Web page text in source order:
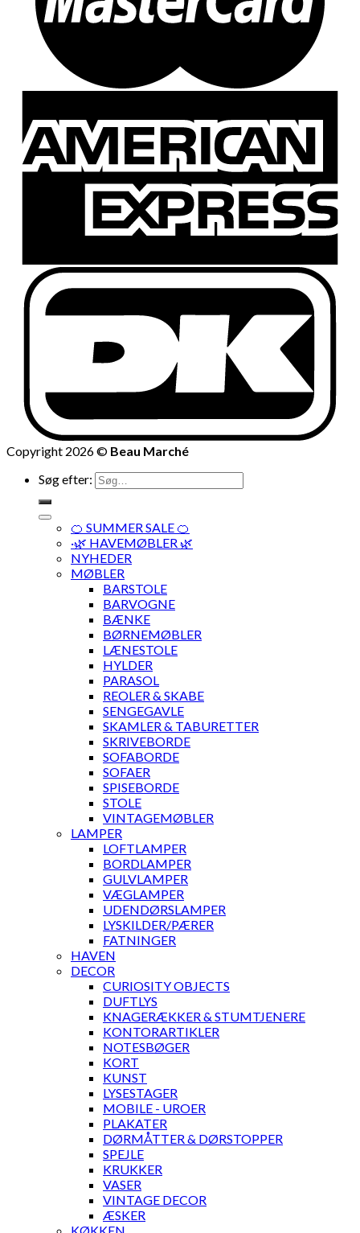
Copyright 2026 © Beau Marché
Søg efter:
🍊 SUMMER SALE 🍊
·🌿 HAVEMØBLER 🌿
NYHEDER
MØBLER
BARSTOLE
BARVOGNE
BÆNKE
BØRNEMØBLER
LÆNESTOLE
HYLDER
PARASOL
REOLER & SKABE
SENGEGAVLE
SKAMLER & TABURETTER
SKRIVEBORDE
SOFABORDE
SOFAER
SPISEBORDE
STOLE
VINTAGEMØBLER
LAMPER
LOFTLAMPER
BORDLAMPER
GULVLAMPER
VÆGLAMPER
UDENDØRSLAMPER
LYSKILDER/PÆRER
FATNINGER
HAVEN
DECOR
CURIOSITY OBJECTS
DUFTLYS
KNAGERÆKKER & STUMTJENERE
KONTORARTIKLER
NOTESBØGER
KORT
KUNST
LYSESTAGER
MOBILE - UROER
PLAKATER
DØRMÅTTER & DØRSTOPPER
SPEJLE
KRUKKER
VASER
VINTAGE DECOR
ÆSKER